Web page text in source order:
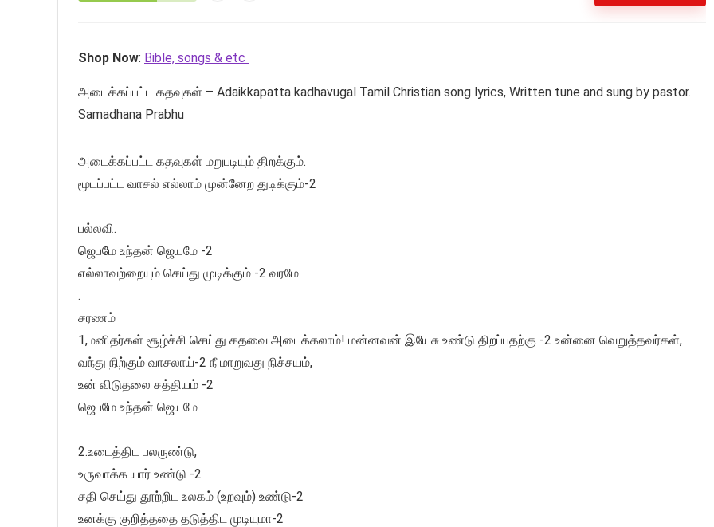
Shop Now: Bible, songs & etc
அடைக்கப்பட்ட கதவுகள் – Adaikkapatta kadhavugal Tamil Christian song lyrics, Written tune and sung by pastor.
Samadhana Prabhu
அடைக்கப்பட்ட கதவுகள் மறுபடியும் திறக்கும்.
மூடப்பட்ட வாசல் எல்லாம் முன்னேற துடிக்கும்-2
பல்லவி.
ஜெபமே உந்தன் ஜெயமே -2
எல்லாவற்றையும் செய்து முடிக்கும் -2 வரமே
.
சரணம்
1,மனிதர்கள் சூழ்ச்சி செய்து கதவை அடைக்கலாம்! மன்னவன் இயேசு உண்டு திறப்பதற்கு -2 உன்னை வெறுத்தவர்கள்,
வந்து நிற்கும் வாசலாய்-2 நீ மாறுவது நிச்சயம்,
உன் விடுதலை சத்தியம் -2
ஜெபமே உந்தன் ஜெயமே
2.உடைத்திட பலருண்டு,
உருவாக்க யார் உண்டு -2
சதி செய்து தூற்றிட உலகம் (உறவும்) உண்டு-2
உனக்கு குறித்ததை தடுத்திட முடியுமா-2